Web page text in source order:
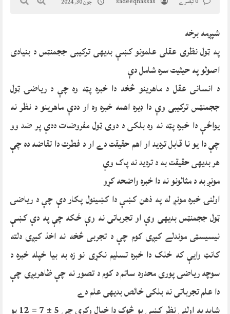
شپږمه برخه
په ټول نظری عقلی علمونو کښې بدیهی ترکیبی ججمنټس د بنیادی
اصولو په حیثیت سره شامل دې
د انسانی عقل د ماهرینو څخه دا خبره پټه وه چې د ریاضۍ ټول
ججمنټس ترکیبی وې دا ډیره اهمه خبره وه او ددې ماهرینو د نظر نه
یواځې دا خبره پټه نه وه بلکی د دوی ټول مفروضات ددې پر ضد وو
چې دا یو نا قابل تردید او اهم حقیقت دے او د فطرت دا تقاضه ده چې
هر بدیهی حقیقت به د تردید نه پاک وې
مونږ به د مثالونو نه دا خبره واضحه کړو
اولنۍ خبره مونږ له په ذهن کښې دا کښینول پکار دې چې د ریاضۍ
ټول ججمنټس بدیهی وې او تجرباتی نه وې ځکه چې په دې کښې
نیسیسټی موندلے کیږی کوم چې د تجربی څخه نه اخذ کیږی دلته
کانټ وایې که خلک دا خبره تسلیم نکړی نو زه به بیا خپله خبره د
سوچه ریاضۍ پوری محدود ساتم د کوم د تصور نه چې ظاهریږی چې
دا علم تجرباتی نه بلکی خالص بدیهی علم دے
شاید په اولنی نظر کښې یو څوک دا خیال وکړی چې 5 ± 7 = 12 یو